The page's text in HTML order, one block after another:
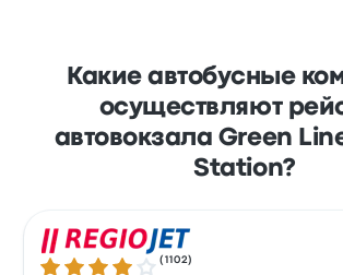
Какие автобусные
осуществляют
автовокзала Green
Station?
Количество звезд: 4.1 из 5
(1102)